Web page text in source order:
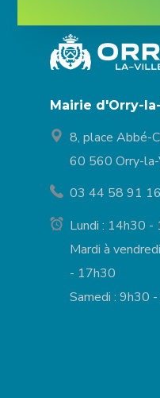
Mairie d'Orry-
8, place Abbé-
60 560 Orry-
03 44 58 91 16
Lundi : 14h30 -
Mardi à
- 17h30
Samedi : 9h30